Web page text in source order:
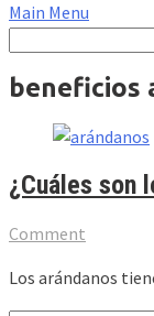
Main Menu
beneficios
¿Cuáles son
Comment
Los arándanos